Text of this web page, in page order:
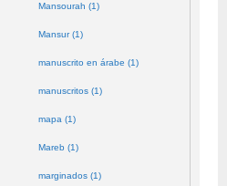
Mansourah (1)
Mansur (1)
manuscrito en árabe (1)
manuscritos (1)
mapa (1)
Mareb (1)
marginados (1)